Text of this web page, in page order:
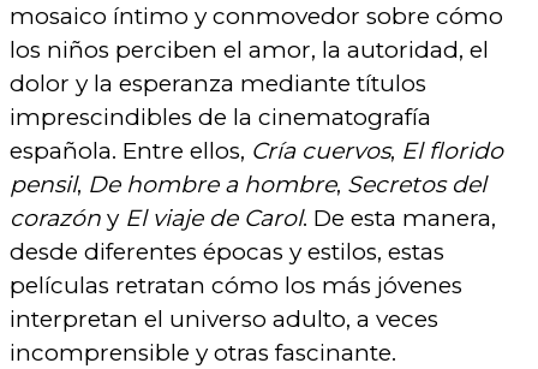
mosaico íntimo y conmovedor sobre cómo
los niños perciben el amor, la autoridad, el
dolor y la esperanza mediante títulos
imprescindibles de la cinematografía
española. Entre ellos, Cría cuervos, El florido
pensil, De hombre a hombre, Secretos del
corazón y El viaje de Carol. De esta manera,
desde diferentes épocas y estilos, estas
películas retratan cómo los más jóvenes
interpretan el universo adulto, a veces
incomprensible y otras fascinante.